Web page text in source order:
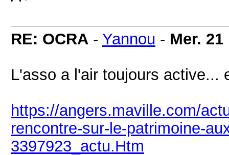
RE: OCRA - Yannou - Mer. 21
L'asso a l'air toujours active...
https://angers.maville.com/
rencontre-sur-le-patrimoine-
3397923_actu.Htm